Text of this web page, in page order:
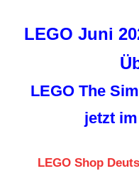
LEGO Juni
LEGO The
jetzt
LEGO Shop